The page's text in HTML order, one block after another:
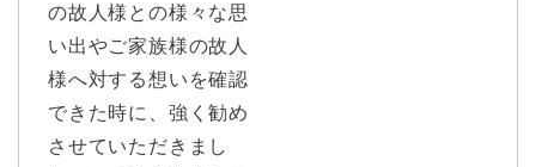
の故人様との様々な思
い出やご家族様の故人
様へ対する想いを確認
できた時に、強く勧め
させていただきまし